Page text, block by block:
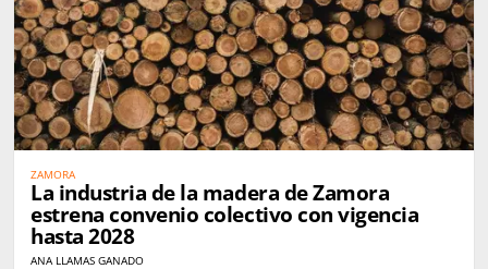
ZAMORA
La industria de la madera de Zamora
estrena convenio colectivo con vigencia
hasta 2028
ANA LLAMAS GANADO